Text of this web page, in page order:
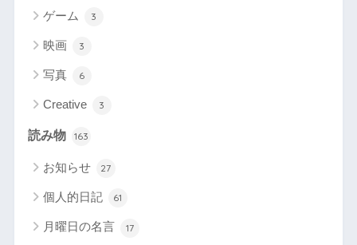
ゲーム 3
映画 3
写真 6
Creative 3
読み物 163
お知らせ 27
個人的日記 61
月曜日の名言 17